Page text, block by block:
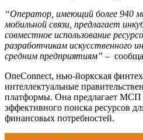
“Оператор, имеющий более 940
мобильной связи, предлагает
совместное использование
разработчикам искусственного
средним предприятиям” –
OneConnect, нью-йоркская
интеллектуальные
платформы. Она предлагает МСП
эффективного поиска ресурсов
финансовых потребностей.